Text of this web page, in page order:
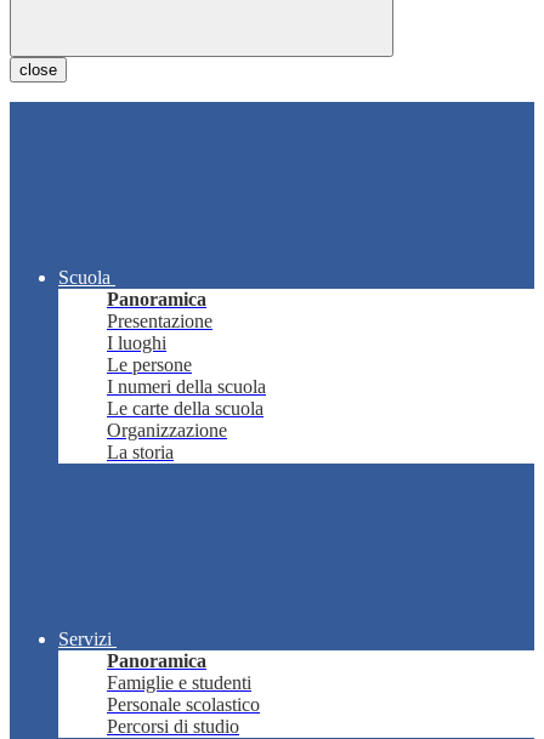
close
Scuola
Panoramica
Presentazione
I luoghi
Le persone
I numeri della scuola
Le carte della scuola
Organizzazione
La storia
Servizi
Panoramica
Famiglie e studenti
Personale scolastico
Percorsi di studio